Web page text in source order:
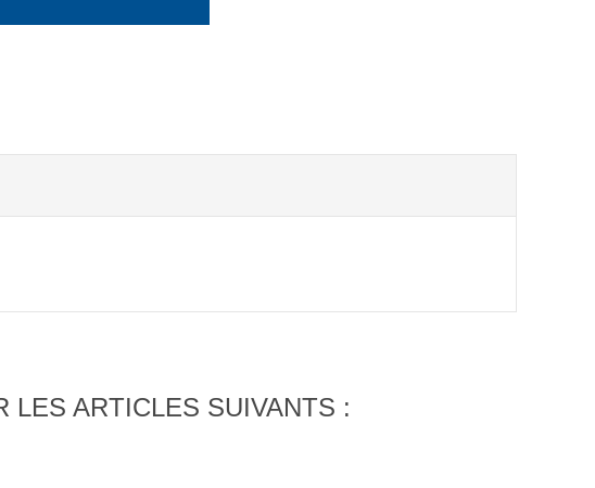
LES ARTICLES SUIVANTS :